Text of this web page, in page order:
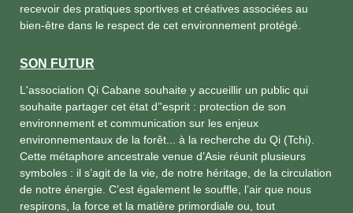
recevoir des pratiques sportives et créatives associées au
bien-être dans le respect de cet environnement protégé.
SON FUTUR
L'association Qi Cabane souhaite y accueillir un public qui
souhaite partager cet état d’'esprit : protection de son
environnement et communication sur les enjeux
environnementaux de la forêt... à la recherche du Qi (Tchi).
Cette métaphore ancestrale venue d’Asie réunit plusieurs
symboles : il s’agit de la vie, de notre héritage, de la circulation
de notre énergie. C’est également le souffle, l’air que nous
respirons, la force et la matière primordiale ou, tout